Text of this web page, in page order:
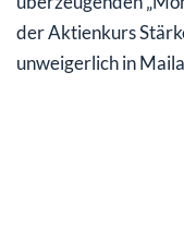
der Aktienkurs
unweigerlich in